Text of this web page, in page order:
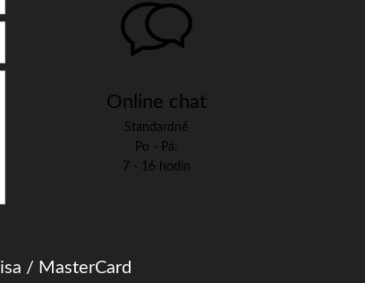
Online chat
Standardně
Po - Pá:
7 - 16 hodin
/ MasterCard